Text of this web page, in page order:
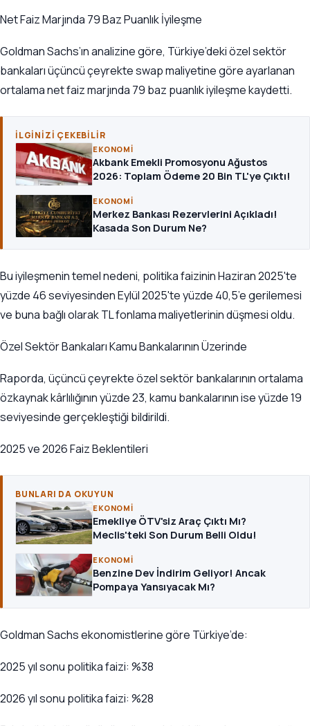
Net Faiz Marjında 79 Baz Puanlık İyileşme
Goldman Sachs’ın analizine göre, Türkiye’deki özel sektör
bankaları üçüncü çeyrekte swap maliyetine göre ayarlanan
ortalama net faiz marjında 79 baz puanlık iyileşme kaydetti.
İLGINIZI ÇEKEBILIR
EKONOMI
Akbank Emekli Promosyonu Ağustos
2026: Toplam Ödeme 20 Bin TL'ye Çıktı!
EKONOMI
Merkez Bankası Rezervlerini Açıkladı!
Kasada Son Durum Ne?
Bu iyileşmenin temel nedeni, politika faizinin Haziran 2025'te
yüzde 46 seviyesinden Eylül 2025'te yüzde 40,5’e gerilemesi
ve buna bağlı olarak TL fonlama maliyetlerinin düşmesi oldu.
Özel Sektör Bankaları Kamu Bankalarının Üzerinde
Raporda, üçüncü çeyrekte özel sektör bankalarının ortalama
özkaynak kârlılığının yüzde 23, kamu bankalarının ise yüzde 19
seviyesinde gerçekleştiği bildirildi.
2025 ve 2026 Faiz Beklentileri
BUNLARI DA OKUYUN
EKONOMI
Emekliye ÖTV'siz Araç Çıktı Mı?
Meclis'teki Son Durum Belli Oldu!
EKONOMI
Benzine Dev İndirim Geliyor! Ancak
Pompaya Yansıyacak Mı?
Goldman Sachs ekonomistlerine göre Türkiye’de:
2025 yıl sonu politika faizi: %38
2026 yıl sonu politika faizi: %28